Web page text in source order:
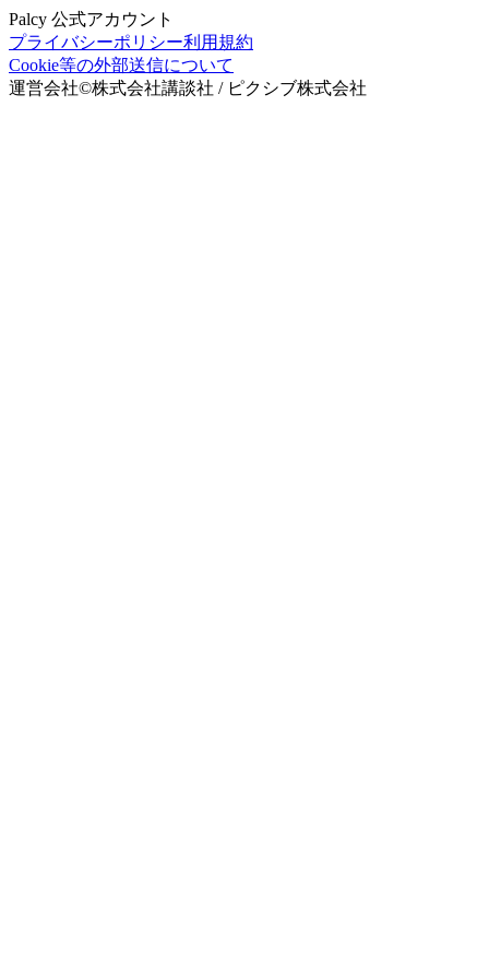
Palcy 公式アカウント
プライバシーポリシー利用規約
Cookie等の外部送信について
運営会社©株式会社講談社 / ピクシブ株式会社